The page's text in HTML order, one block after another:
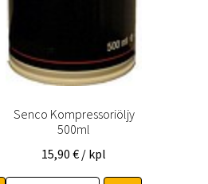
Senco Kompressoriöljy
500ml
15,90€ / kpl